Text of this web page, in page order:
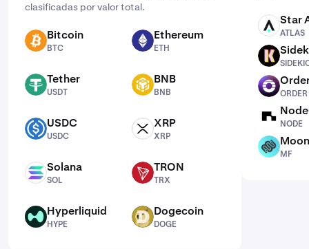
clasificadas por valor total.
BTC Bitcoin
BTC
ETH Ethereum
ETH
USDT Tether
USDT
BNB BNB
BNB
USDC USDC
USDC
XRP XRP
XRP
SOL Solana
SOL
TRX TRON
TRX
HYPE Hyperliquid
HYPE
DOGE Dogecoin
DOGE
ATLAS Star
ATLAS
SIDEKICK
ORDER
ORDER
NODE
NODE
MF
MF